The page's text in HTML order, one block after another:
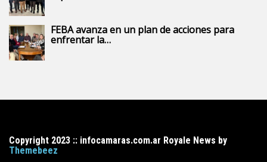
FEBA avanza en un plan de acciones para
enfrentar la…
Copyright 2023 :: infocamaras.com.ar Royale News by
Themebeez